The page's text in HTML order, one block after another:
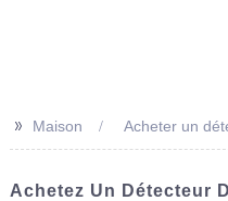
>> Maison Acheter un
Achetez Un Détecteur